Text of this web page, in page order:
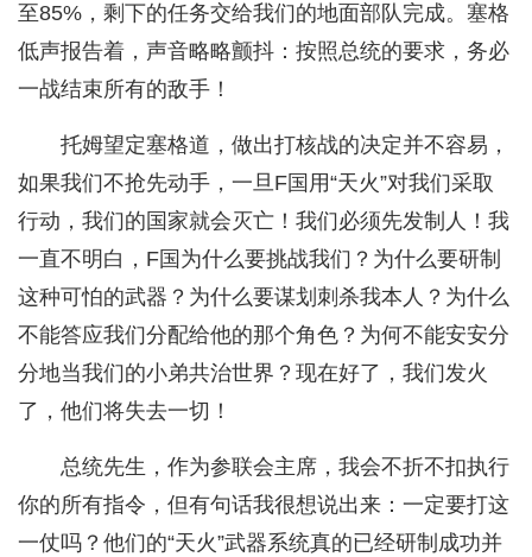
至85%，剩下的任务交给我们的地面部队完成。塞格
低声报告着，声音略略颤抖：按照总统的要求，务必
一战结束所有的敌手！
托姆望定塞格道，做出打核战的决定并不容易，
如果我们不抢先动手，一旦F国用“天火”对我们采取
行动，我们的国家就会灭亡！我们必须先发制人！我
一直不明白，F国为什么要挑战我们？为什么要研制
这种可怕的武器？为什么要谋划刺杀我本人？为什么
不能答应我们分配给他的那个角色？为何不能安安分
分地当我们的小弟共治世界？现在好了，我们发火
了，他们将失去一切！
总统先生，作为参联会主席，我会不折不扣执行
你的所有指令，但有句话我很想说出来：一定要打这
一仗吗？他们的“天火”武器系统真的已经研制成功并